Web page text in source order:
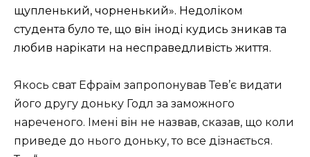
щупленький, чорненький». Недоліком
студента було те, що він іноді кудись зникав та
любив нарікати на несправедливість життя.
Якось сват Ефраїм запропонував Тев’є видати
його другу доньку Годл за заможного
нареченого. Імені він не назвав, сказав, що коли
приведе до нього доньку, то все дізнається.